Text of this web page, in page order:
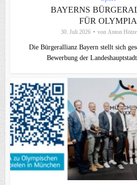
BAYERNS
FÜR OLYMPIA
30. Juli 2026 von Anton
Die Bürgerallianz Bayern stellt sich
Bewerbung der Landeshauptstadt